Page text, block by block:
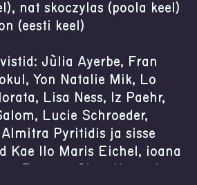
nat skoczylas (poola keel)
(eesti keel)
Jùlia Ayerbe, Fran
Yon Natalie Mik, Lo
Lisa Ness, Iz Paehr,
Lucie Schroeder,
Pyritidis ja sisse
Kae Ilo Maris Eichel, ioana